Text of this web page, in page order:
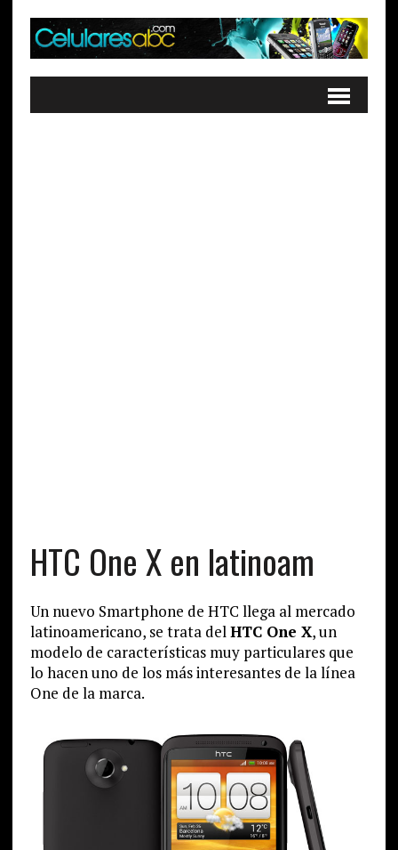
HTC One X en latinoam
Un nuevo Smartphone de HTC llega al mercado
latinoamericano, se trata delHTC One X, un
modelo de características muy particulares que
lo hacen uno de los más interesantes de la línea
One de la marca.